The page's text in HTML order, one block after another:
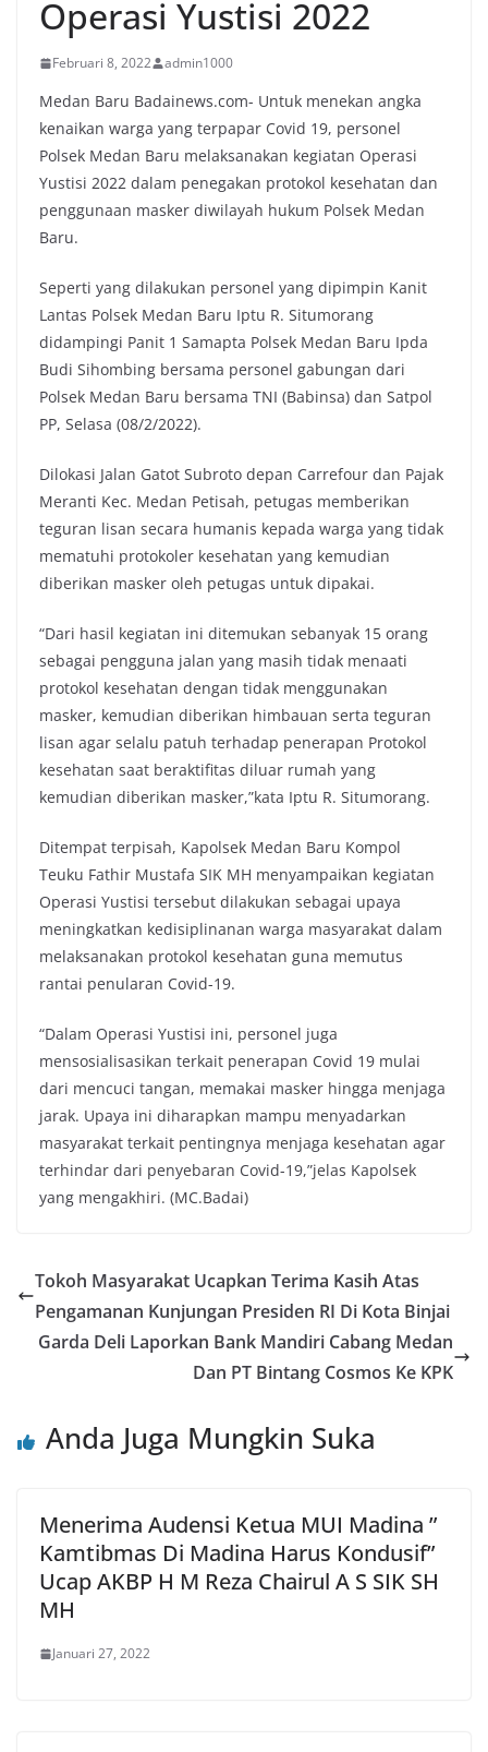
Operasi Yustisi 2022
Februari 8, 2022 admin1000
Medan Baru Badainews.com- Untuk menekan angka
kenaikan warga yang terpapar Covid 19, personel
Polsek Medan Baru melaksanakan kegiatan Operasi
Yustisi 2022 dalam penegakan protokol kesehatan dan
penggunaan masker diwilayah hukum Polsek Medan
Baru.
Seperti yang dilakukan personel yang dipimpin Kanit
Lantas Polsek Medan Baru Iptu R. Situmorang
didampingi Panit 1 Samapta Polsek Medan Baru Ipda
Budi Sihombing bersama personel gabungan dari
Polsek Medan Baru bersama TNI (Babinsa) dan Satpol
PP, Selasa (08/2/2022).
Dilokasi Jalan Gatot Subroto depan Carrefour dan Pajak
Meranti Kec. Medan Petisah, petugas memberikan
teguran lisan secara humanis kepada warga yang tidak
mematuhi protokoler kesehatan yang kemudian
diberikan masker oleh petugas untuk dipakai.
“Dari hasil kegiatan ini ditemukan sebanyak 15 orang
sebagai pengguna jalan yang masih tidak menaati
protokol kesehatan dengan tidak menggunakan
masker, kemudian diberikan himbauan serta teguran
lisan agar selalu patuh terhadap penerapan Protokol
kesehatan saat beraktifitas diluar rumah yang
kemudian diberikan masker,”kata Iptu R. Situmorang.
Ditempat terpisah, Kapolsek Medan Baru Kompol
Teuku Fathir Mustafa SIK MH menyampaikan kegiatan
Operasi Yustisi tersebut dilakukan sebagai upaya
meningkatkan kedisiplinanan warga masyarakat dalam
melaksanakan protokol kesehatan guna memutus
rantai penularan Covid-19.
“Dalam Operasi Yustisi ini, personel juga
mensosialisasikan terkait penerapan Covid 19 mulai
dari mencuci tangan, memakai masker hingga menjaga
jarak. Upaya ini diharapkan mampu menyadarkan
masyarakat terkait pentingnya menjaga kesehatan agar
terhindar dari penyebaran Covid-19,”jelas Kapolsek
yang mengakhiri. (MC.Badai)
Tokoh Masyarakat Ucapkan Terima Kasih Atas
Pengamanan Kunjungan Presiden RI Di Kota Binjai
Garda Deli Laporkan Bank Mandiri Cabang Medan
Dan PT Bintang Cosmos Ke KPK
Anda Juga Mungkin Suka
Menerima Audensi Ketua MUI Madina ”
Kamtibmas Di Madina Harus Kondusif”
Ucap AKBP H M Reza Chairul A S SIK SH
MH
Januari 27, 2022